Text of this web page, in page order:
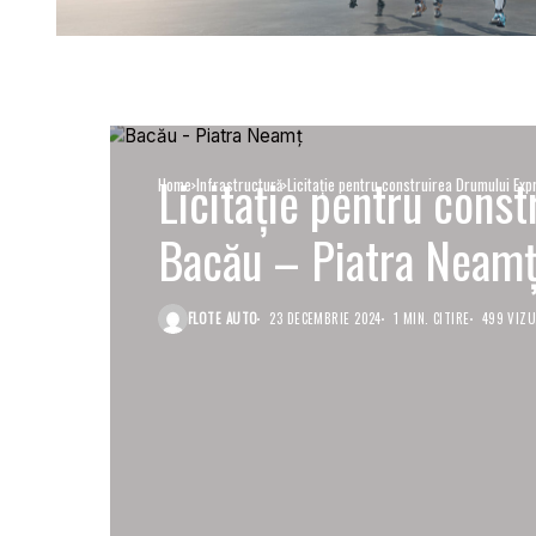
Home Infrastructură Licitație pentru construirea Drumului
Licitație pentru
Bacău – Piatra
FLOTE AUTO 23 DECEMBRIE 2024 1 MIN. CITIRE 499